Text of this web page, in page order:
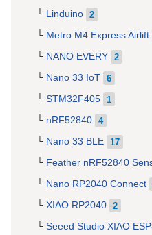
Linduino 2
Metro M4 Express Airlift
NANO EVERY 2
Nano 33 IoT 6
STM32F405 1
nRF52840 4
Nano 33 BLE 17
Feather nRF52840
Nano RP2040 Connect
XIAO RP2040 2
Seeed Studio XIAO